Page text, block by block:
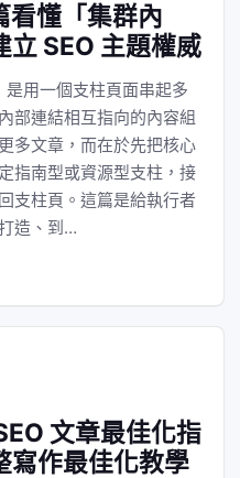
看懂「集群內
立 SEO 主題權威
用一個支柱頁面串起多
部連結相互指向的內容組
多文章，而在於先把核心
指南型或資源型支柱，接
支柱頁。這篇是給執行者
造、到…
文章最佳化指
寫作最佳化教學